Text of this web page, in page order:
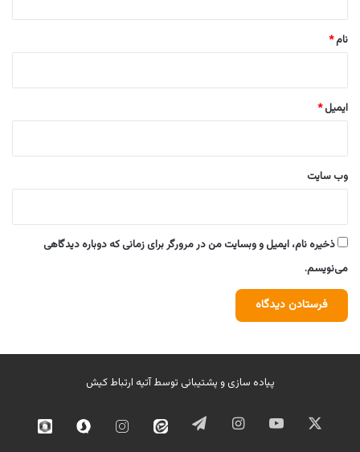
نام*
ایمیل*
وب‌ سایت
ذخیره نام، ایمیل و وبسایت من در مرورگر برای زمانی که دوباره دیدگاهی
می‌نویسم.
پیاده سازی و پشتیبانی توسطآتیه ارتباط کیش
ایکس یوتیوب اینستاگرامتلگرام ایتا اینستاگرامسروش